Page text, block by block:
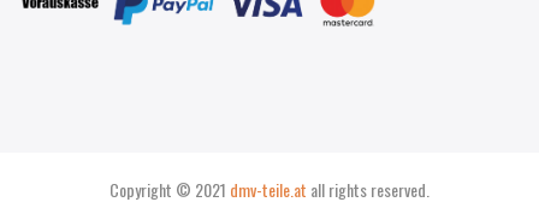
Copyright © 2021 dmv-teile.at all rights reserved.